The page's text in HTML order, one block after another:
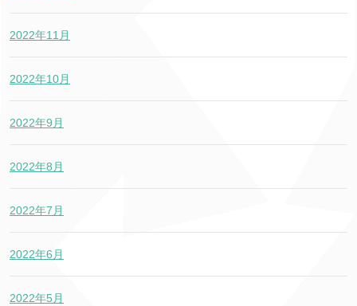
2022年11月
2022年10月
2022年9月
2022年8月
2022年7月
2022年6月
2022年5月